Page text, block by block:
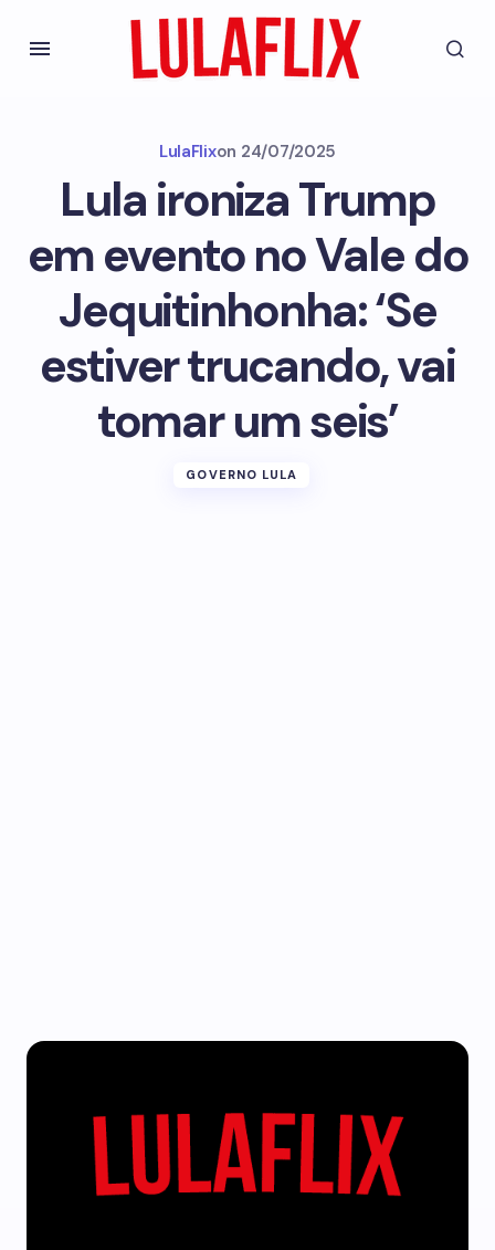
LulaFlixon 24/07/2025
Lula ironiza Trump
em evento no Vale do
Jequitinhonha: ‘Se
estiver trucando, vai
tomar um seis’
GOVERNO LULA